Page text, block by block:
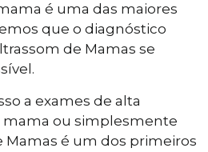
é uma das maiores
que o diagnóstico
de Mamas se
a exames de alta
mama ou simplesmente
Mamas é um dos primeiros